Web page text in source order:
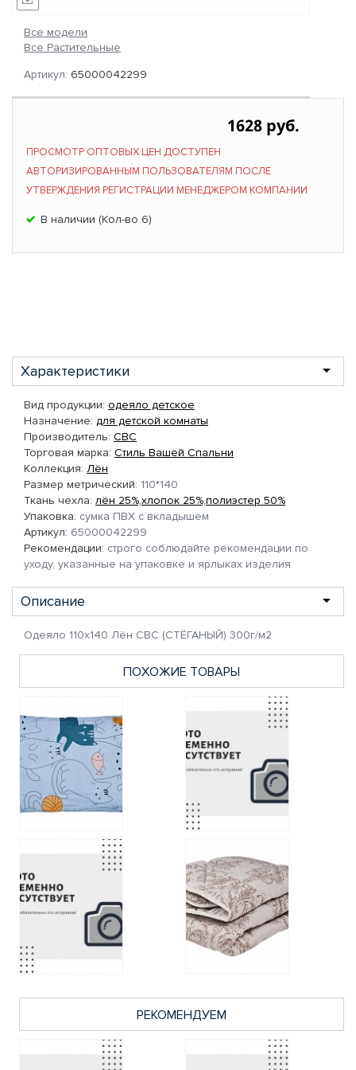
Все модели
Все Растительные
Артикул: 65000042299
1628 руб.
ПРОСМОТР ОПТОВЫХ ЦЕН ДОСТУПЕН
АВТОРИЗИРОВАННЫМ ПОЛЬЗОВАТЕЛЯМ ПОСЛЕ
УТВЕРЖДЕНИЯ РЕГИСТРАЦИИ МЕНЕДЖЕРОМ КОМПАНИИ
В наличии (Кол-во 6)
Характеристики
Вид продукции: одеяло детское
Назначение: для детской комнаты
Производитель: СВС
Торговая марка: Стиль Вашей Спальни
Коллекция: Лён
Размер метрический: 110*140
Ткань чехла: лён 25%,хлопок 25%,полиэстер 50%
Упаковка: сумка ПВХ с вкладышем
Артикул: 65000042299
Рекомендации: строго соблюдайте рекомендации по
уходу, указанные на упаковке и ярлыках изделия
Описание
Одеяло 110х140 Лён СВС (СТЁГАНЫЙ) 300г/м2
ПОХОЖИЕ ТОВАРЫ
РЕКОМЕНДУЕМ